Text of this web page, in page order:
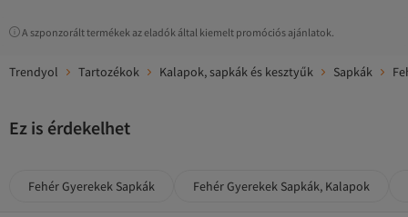
A szponzorált termékek az eladók által kiemelt promóciós ajánlatok.
Trendyol Tartozékok Kalapok, sapkák és kesztyűk Sapkák
Ez is érdekelhet
Fehér Gyerekek Sapkák Fehér Gyerekek Sapkák, Kalapok